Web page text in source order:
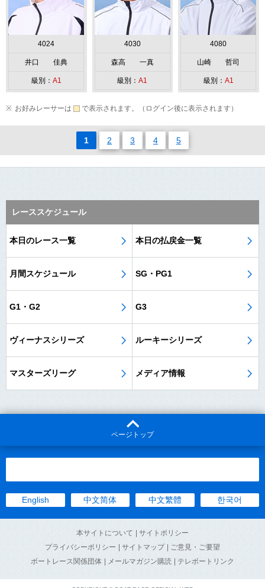
4024
井口 佳典
級別： A1
4030
森高 一真
級別：A1
4080
山崎 哲司
級別： A1
お好みレーサーは で表示されます。（ログイン後に表示されます）
1 2 3 4 5
レーススケジュール
本日のレース一覧 本日の払戻金一覧
月間スケジュール SG・PG1
G1・G2 G3
ヴィーナスシリーズ ルーキーシリーズ
マスターズリーグ メディア情報
ページトップ
English 中文简体 中文繁體 한국어
本サイトについて
| サイトポリシー
プライバシーポリシー
| サイトマップ
| ご意見・ご要望
ボートレース関係団体
| メールマガジン購読 | テレボートリンク